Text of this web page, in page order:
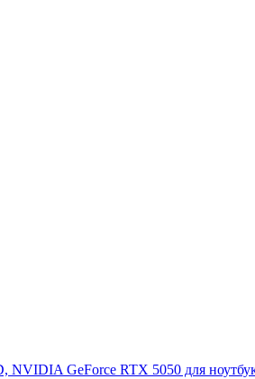
NVIDIA GeForce RTX 5050 для